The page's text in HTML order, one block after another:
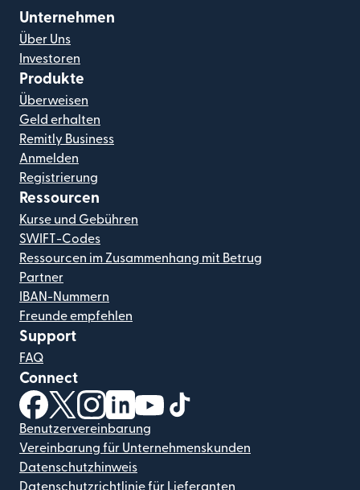
Unternehmen
Über Uns
Investoren
Produkte
Überweisen
Geld erhalten
Remitly Business
Anmelden
Registrierung
Ressourcen
Kurse und Gebühren
SWIFT-Codes
Ressourcen im Zusammenhang mit Betrug
Partner
IBAN-Nummern
Freunde empfehlen
Support
FAQ
Connect
(wird in einem neuen Fenster geöffnet)
(wird in einem neuen Fenster geöffnet)
(wird in einem neuen Fenster geöffnet)
(wird in einem neuen Fenster geöffnet)
(wird in einem neuen Fenster
Benutzervereinbarung
Vereinbarung für Unternehmenskunden
Datenschutzhinweis
Datenschutzrichtlinie für Lieferanten